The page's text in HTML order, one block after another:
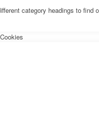
category headings to find